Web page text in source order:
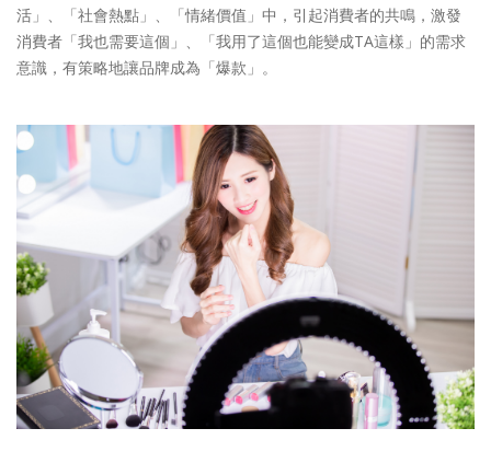
活」、「社會熱點」、「情緒價值」中，引起消費者的共鳴，激發
消費者「我也需要這個」、「我用了這個也能變成TA這樣」的需求
意識，有策略地讓品牌成為「爆款」。